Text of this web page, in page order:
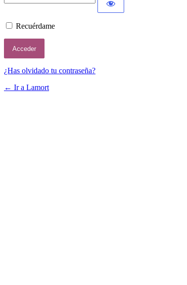
Recuérdame
¿Has olvidado tu contraseña?
← Ir a Lamort